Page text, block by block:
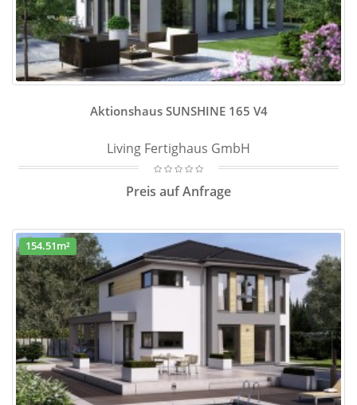
Aktionshaus SUNSHINE 165 V4
Living Fertighaus GmbH
Preis auf Anfrage
154.51m²